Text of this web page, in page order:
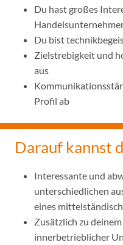
Du hast großes
Du bist
Zielstrebigkeit und
aus
Profil ab
Darauf kannst
Interessante und
unterschiedlichen
eines
Zusätzlich zu
innerbetrieblicher